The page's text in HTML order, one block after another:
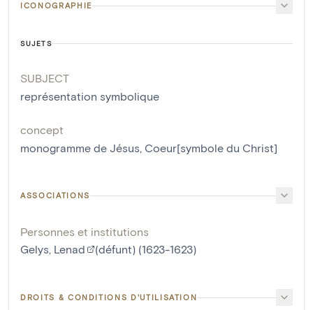
ICONOGRAPHIE
SUJETS
SUBJECT
représentation symbolique
concept
monogramme de Jésus, Coeur[symbole du Christ]
ASSOCIATIONS
Personnes et institutions
Gelys, Lenad
(défunt) (1623-1623)
DROITS & CONDITIONS D'UTILISATION